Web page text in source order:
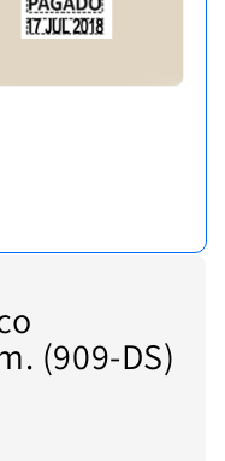
(909-DS)